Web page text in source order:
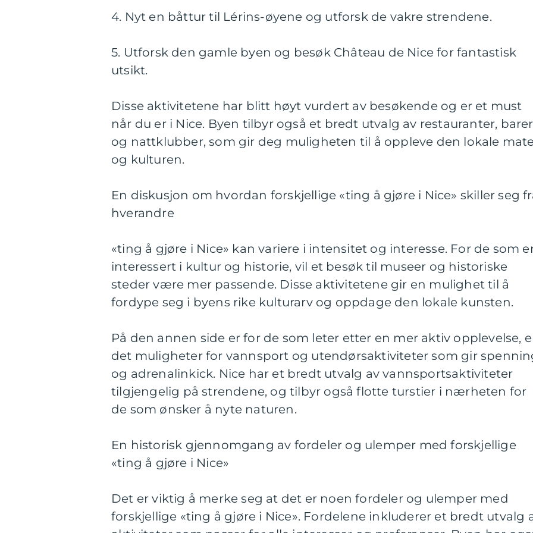
4. Nyt en båttur til Lérins-øyene og utforsk de vakre strendene.
5. Utforsk den gamle byen og besøk Château de Nice for fantastisk
utsikt.
Disse aktivitetene har blitt høyt vurdert av besøkende og er et must
når du er i Nice. Byen tilbyr også et bredt utvalg av restauranter, barer
og nattklubber, som gir deg muligheten til å oppleve den lokale
og kulturen.
En diskusjon om hvordan forskjellige «ting å gjøre i Nice» skiller seg
hverandre
«ting å gjøre i Nice» kan variere i intensitet og interesse. For de som
interessert i kultur og historie, vil et besøk til museer og historiske
steder være mer passende. Disse aktivitetene gir en mulighet til å
fordype seg i byens rike kulturarv og oppdage den lokale kunsten.
På den annen side er for de som leter etter en mer aktiv opplevelse,
det muligheter for vannsport og utendørsaktiviteter som gir
og adrenalinkick. Nice har et bredt utvalg av vannsportsaktiviteter
tilgjengelig på strendene, og tilbyr også flotte turstier i nærheten for
de som ønsker å nyte naturen.
En historisk gjennomgang av fordeler og ulemper med forskjellige
«ting å gjøre i Nice»
Det er viktig å merke seg at det er noen fordeler og ulemper med
forskjellige «ting å gjøre i Nice». Fordelene inkluderer et bredt utvalg